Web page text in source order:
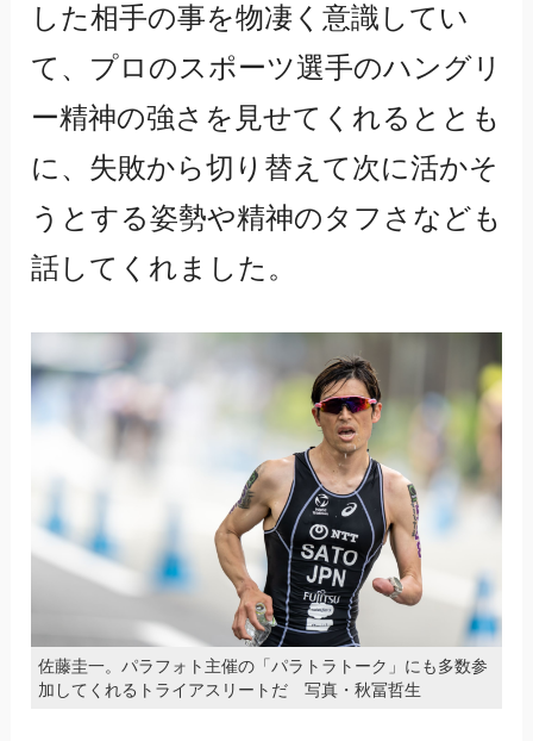
した相手の事を物凄く意識してい
て、プロのスポーツ選手のハングリ
ー精神の強さを見せてくれるととも
に、失敗から切り替えて次に活かそ
うとする姿勢や精神のタフさなども
話してくれました。
佐藤圭一。パラフォト主催の「パラトラトーク」にも多数参
加してくれるトライアスリートだ 写真・秋冨哲生